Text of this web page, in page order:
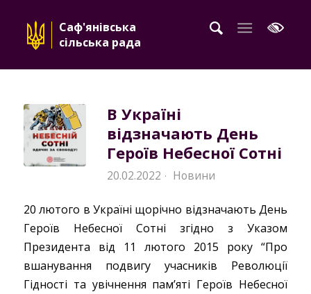
Саф'янівська
сільська рада
В Україні
відзначають День
Героїв Небесної Сотні
20.02.2022 · Новини
20 лютого в Україні щорічно відзначають День
Героїв Небесної Сотні згідно з Указом
Президента від 11 лютого 2015 року “Про
вшанування подвигу учасників Революції
Гідності та увічнення пам’яті Героїв Небесної